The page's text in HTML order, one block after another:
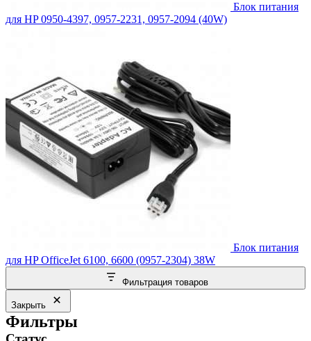
Блок питания
для HP 0950-4397, 0957-2231, 0957-2094 (40W)
Блок питания
для HP OfficeJet 6100, 6600 (0957-2304) 38W
Фильтрация товаров
Закрыть
Фильтры